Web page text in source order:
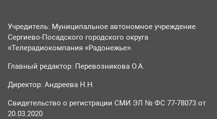
Учредитель: Муниципальное автономное учреждение
Сергиево-Посадского городского округа
«Телерадиокомпания «Радонежье».
Главный редактор: Перевозникова О.А.
Директор: Андреева Н.Н.
Свидетельство о регистрации СМИ ЭЛ № ФС 77-78073 от
20.03.2020